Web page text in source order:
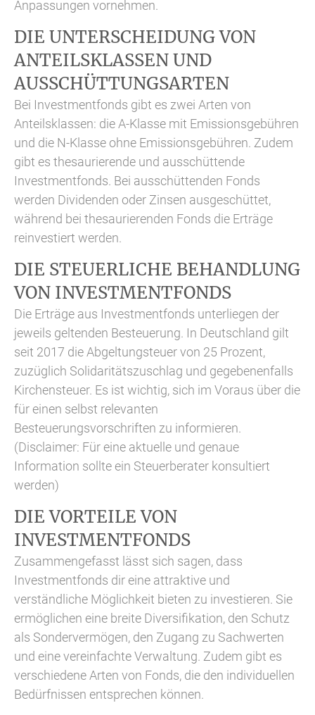
Anpassungen vornehmen.
DIE UNTERSCHEIDUNG VON
ANTEILSKLASSEN UND
AUSSCHÜTTUNGSARTEN
Bei Investmentfonds gibt es zwei Arten von
Anteilsklassen: die A-Klasse mit Emissionsgebühren
und die N-Klasse ohne Emissionsgebühren. Zudem
gibt es thesaurierende und ausschüttende
Investmentfonds. Bei ausschüttenden Fonds
werden Dividenden oder Zinsen ausgeschüttet,
während bei thesaurierenden Fonds die Erträge
reinvestiert werden.
DIE STEUERLICHE BEHANDLUNG
VON INVESTMENTFONDS
Die Erträge aus Investmentfonds unterliegen der
jeweils geltenden Besteuerung. In Deutschland gilt
seit 2017 die Abgeltungsteuer von 25 Prozent,
zuzüglich Solidaritätszuschlag und gegebenenfalls
Kirchensteuer. Es ist wichtig, sich im Voraus über die
für einen selbst relevanten
Besteuerungsvorschriften zu informieren.
(Disclaimer: Für eine aktuelle und genaue
Information sollte ein Steuerberater konsultiert
werden)
DIE VORTEILE VON
INVESTMENTFONDS
Zusammengefasst lässt sich sagen, dass
Investmentfonds dir eine attraktive und
verständliche Möglichkeit bieten zu investieren. Sie
ermöglichen eine breite Diversifikation, den Schutz
als Sondervermögen, den Zugang zu Sachwerten
und eine vereinfachte Verwaltung. Zudem gibt es
verschiedene Arten von Fonds, die den individuellen
Bedürfnissen entsprechen können.